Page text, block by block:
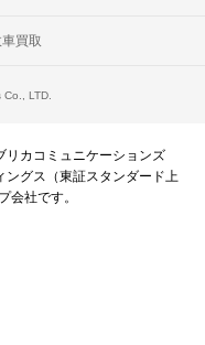
買取
LTD.
リカコミュニケーションズ
ングス（東証スタンダード上
社です。